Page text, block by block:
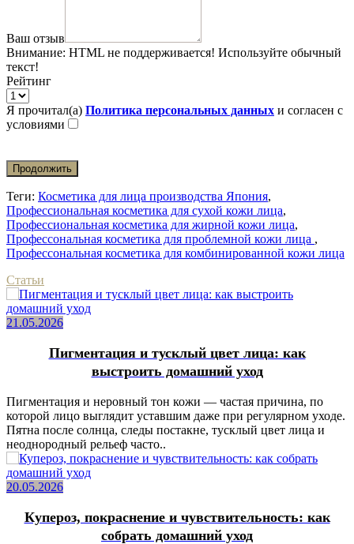
Ваш отзыв
Внимание: HTML не поддерживается! Используйте обычный
текст!
Рейтинг
Я прочитал(а) Политика персональных данных и согласен с
условиями
Продолжить
Теги: Косметика для лица производства Япония,
Профессиональная косметика для сухой кожи лица,
Профессиональная косметика для жирной кожи лица,
Профессональная косметика для проблемной кожи лица ,
Профессональная косметика для комбинированной кожи лица
Статьи
21.05.2026
Пигментация и тусклый цвет лица: как
выстроить домашний уход
Пигментация и неровный тон кожи — частая причина, по
которой лицо выглядит уставшим даже при регулярном уходе.
Пятна после солнца, следы постакне, тусклый цвет лица и
неоднородный рельеф часто..
20.05.2026
Купероз, покраснение и чувствительность: как
собрать домашний уход